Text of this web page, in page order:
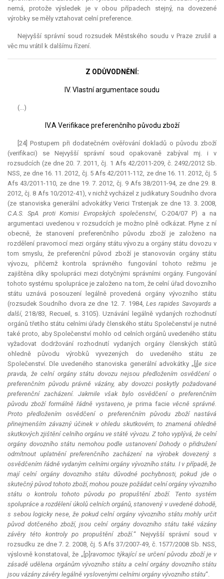
nemá, protože výsledek je v obou případech stejný, na dovezené
výrobky se měly vztahovat celní preference.
Nejvyšší správní soud rozsudek Městského soudu v Praze zrušil a
věc mu vrátil k dalšímu řízení.
Z ODŮVODNĚNÍ:
IV. Vlastní argumentace soudu
(...)
IV.A Verifikace preferenčního původu zboží
[24] Postupem při dodatečném ověřování dokladů o původu zboží
(verifikaci) se Nejvyšší správní soud opakovaně zabýval mj. i v
rozsudcích (ze dne 20. 7. 2011, čj. 1 Afs 42/2011-209, č. 2492/2012 Sb.
NSS, ze dne 16. 11. 2012, čj. 5 Afs 42/2011-112, ze dne 16. 11. 2012, čj. 5
Afs 43/2011-110, ze dne 19. 7. 2012, čj. 9 Afs 38/2011-94, ze dne 29. 8.
2012, čj. 8 Afs 10/2012-41), v nichž vycházel z judikatury Soudního dvora
(ze stanoviska generální advokátky Verici Trstenjak ze dne 13. 3. 2008,
C.A.S. SpA proti Komisi Evropských společenství, C-204/07 P) a na
argumentaci uvedenou v rozsudcích je možno plně odkázat. Plyne z ní
obecně, že stanovení preferenčního původu zboží je založeno na
rozdělení pravomocí mezi orgány státu vývozu a orgány státu dovozu v
tom smyslu, že preferenční původ zboží je stanovován orgány státu
vývozu, přičemž kontrola správného fungování tohoto režimu je
zajištěna díky spolupráci mezi dotyčnými správními orgány. Fungování
tohoto systému spolupráce je založeno na tom, že celní úřad dovozního
státu uznává posouzení legálně provedená orgány vývozního státu
(rozsudek Soudního dvora ze dne 12. 7. 1984, Les rapides Savoyards a
další, 218/83, Recueil, s. 3105). Uznávání legálně vydaných rozhodnutí
orgánů třetího státu celními úřady členského státu Společenství je nutné
také proto, aby Společenství mohlo od celních orgánů uvedeného státu
vyžadovat dodržování rozhodnutí vydaných orgány členských států
ohledně původu výrobků vyvezených do uvedeného státu ze
Společenství. Dle uvedeného stanoviska generální advokátky „[j] e sice
pravda, že celní orgány státu dovozu nejsou předložením osvědčení o
preferenčním původu právně vázány, aby dovozci poskytly požadované
preferenční zacházení. Jakmile však bylo osvědčení o preferenčním
původu zboží formálně řádně vystaveno, jeprima facie věcně správné.
Proto předložením osvědčení o preferenčním původu zboží nastává
přinejmenším závazný účinek v ohledu skutkovém, to znamená ohledně
skutkových zjištění celního orgánu ve státě vývozu. Z toho vyplývá, že celní
orgány dovozního státu nemohou podle ustanovení Dohody o přidružení
odmítnout uplatnění preferenčního zacházení na výrobek dovezený s
osvědčením řádně vydaným celními orgány vývozního státu. I v případě, že
mají celní orgány dovozního státu důvodné pochybnosti, pokud jde o
skutečný původ tohoto zboží, mohou pouze požádat celní orgány vývozního
státu o kontrolu tohoto původu po propuštění zboží. Tento systém
spolupráce a rozdělení úkolů celních orgánů, stanovený v uvedené dohodě,
s sebou logicky nese, že pokud celní orgány vývozního státu mohly určit
původ dotčeného zboží, jsou celní orgány dovozního státu také vázány
závěry této kontroly po propuštění zboží.“ Nejvyšší správní soud v
rozsudku ze dne 7. 2. 2008, čj. 5 Afs 37/2007-49, č. 1577/2008 Sb. NSS,
výslovně konstatoval, že „[p] ravomoc týkající se určení původu zboží je v
zásadě udělena orgánům vývozního státu a celní orgány dovozního státu
jsou vázány závěry legálně vyslovenými celními orgány vývozního státu“.